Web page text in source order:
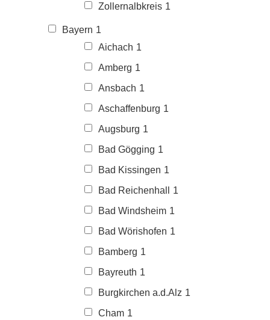
Zollernalbkreis 1
Bayern 1
Aichach 1
Amberg 1
Ansbach 1
Aschaffenburg 1
Augsburg 1
Bad Gögging 1
Bad Kissingen 1
Bad Reichenhall
1
Bad Windsheim 1
Bad Wörishofen 1
Bamberg 1
Bayreuth 1
Burgkirchen a.d.Alz 1
Cham 1